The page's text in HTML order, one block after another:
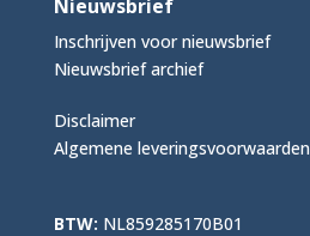
Nieuwsbrief
Inschrijven voor nieuwsbrief
Nieuwsbrief archief
Disclaimer
Algemene leveringsvoorwaarden
BTW: NL859285170B01